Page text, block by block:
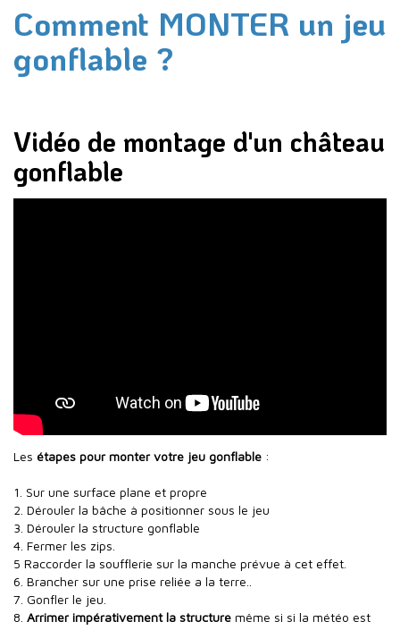
Comment MONTER un jeu
gonflable ?
Vidéo de montage d'un château
gonflable
Les étapes pour monter votre jeu gonflable :
1. Sur une surface plane et propre
2. Dérouler la bâche à positionner sous le jeu
3. Dérouler la structure gonflable
4. Fermer les zips.
5 Raccorder la soufflerie sur la manche prévue à cet effet.
6. Brancher sur une prise reliée a la terre..
7. Gonfler le jeu.
8. Arrimer impérativement la structure même si si la météo est